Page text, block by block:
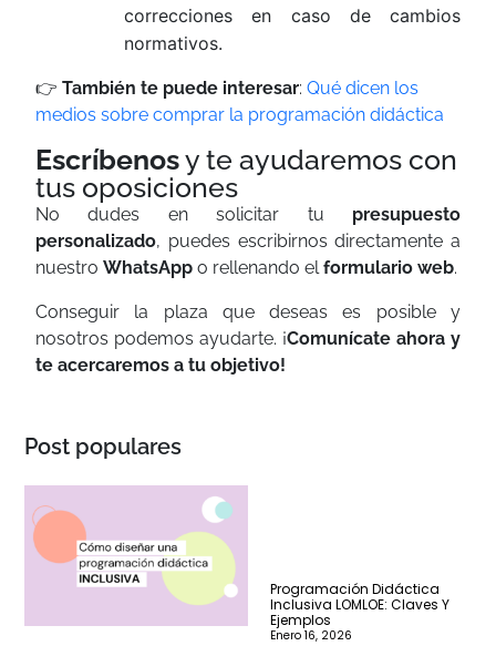
correcciones en caso de cambios
normativos.
👉 También te puede interesar: Qué dicen los
medios sobre comprar la programación didáctica
Escríbenosy te ayudaremos con
tus oposiciones
No dudes en solicitar tu presupuesto
personalizado, puedes escribirnos directamente a
nuestro WhatsApp o rellenando elformulario web.
Conseguir la plaza que deseas es posible y
nosotros podemos ayudarte. ¡Comunícate ahora y
te acercaremos a tu objetivo!
Post populares
Programación Didáctica
Inclusiva LOMLOE: Claves Y
Ejemplos
Enero 16, 2026